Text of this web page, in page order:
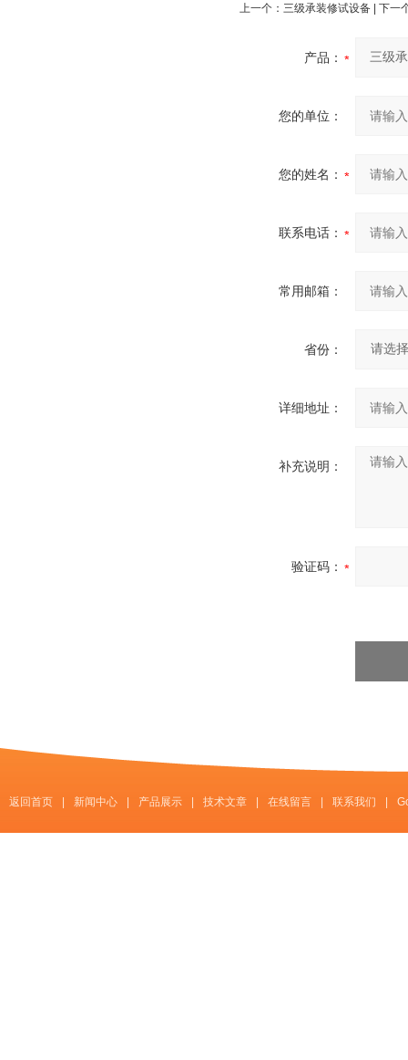
上一个： 三级承装修试设备 | 下一
产品：
您的单位：
您的姓名：
联系电话：
常用邮箱：
省份：
详细地址：
补充说明：
验证码：
返回首页 新闻中心 产品展示 技术文章 在线留言 联系我们